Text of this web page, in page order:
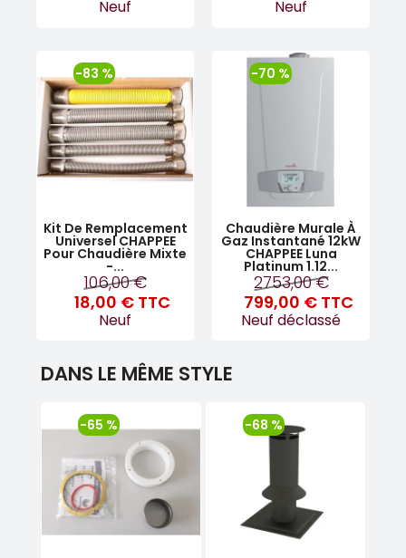
Neuf Neuf
Kit De Remplacement
Universel CHAPPEE
Pour Chaudière Mixte
-...
106,00 €
18,00 € TTC
Neuf
-83 %
Chaudière Murale À
Gaz Instantané 12kW
CHAPPEE Luna
Platinum 1.12...
2753,00 €
799,00 € TTC
Neuf déclassé
-70 %
DANS LE MÊME STYLE
-65 % -68 %